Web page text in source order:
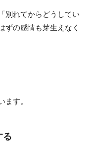
別れてからどうしてい
ずの感情も芽生えなく
ます。
る